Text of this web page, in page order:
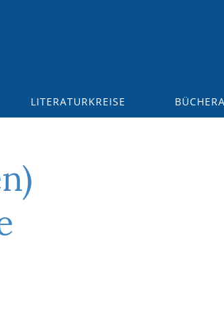
LITERATURKREISE